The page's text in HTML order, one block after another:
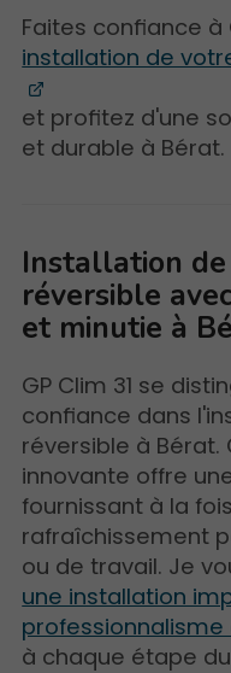
Faites confiance à
installation de
et profitez d'une
et durable à Bérat.
Installation
réversible
et minutie à
GP Clim 31 se
confiance dans
réversible à
innovante offre
fournissant à la
rafraîchissement
ou de travail. Je
une installation
à chaque étape